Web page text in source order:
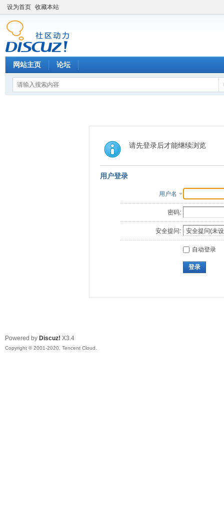
设为首页 收藏本站
网站主页 论坛
请先登录后才能继续浏览
用户登录
用户名
密码:
安全提问:
自动登录
登录
Powered by Discuz! X3.4
Copyright © 2001-2020, Tencent Cloud.